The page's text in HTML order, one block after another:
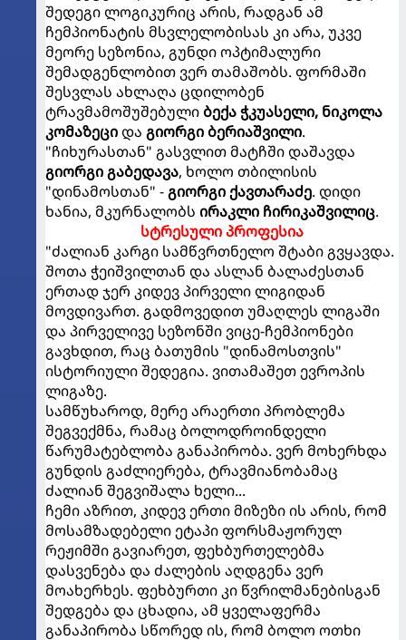
შედეგი ლოგიკურიც არის, რადგან ამ
ჩემპიონატის მსვლელობისას კი არა, უკვე
მეორე სეზონია, გუნდი ოპტიმალური
შემადგენლობით ვერ თამაშობს. ფორმაში
შესვლას ახლაღა ცდილობენ
ტრავმამოშუშებულიბექა ჭკუასელი, ნიკოლა
კომაზეციდა გიორგი ბერიაშვილი.
"ჩიხურასთან" გასვლით მატჩში დაშავდა
გიორგი გაბედავა, ხოლო თბილისის
"დინამოსთან" -გიორგი ქავთარაძე. დიდი
ხანია, მკურნალობს ირაკლი ჩირიკაშვილიც.
სტრესული პროფესია
"ძალიან კარგი სამწვრთნელო შტაბი გვყავდა.
შოთა ჭეიშვილთან და ასლან ბალაძესთან
ერთად ჯერ კიდევ პირველი ლიგიდან
მოვდივართ. გადმოვედით უმაღლეს ლიგაში
და პირველივე სეზონში ვიცე-ჩემპიონები
გავხდით, რაც ბათუმის "დინამოსთვის"
ისტორიული შედეგია. ვითამაშეთ ევროპის
ლიგაზე.
სამწუხაროდ, მერე არაერთი პრობლემა
შეგვექმნა, რამაც ბოლოდროინდელი
წარუმატებლობა განაპირობა. ვერ მოხერხდა
გუნდის გაძლიერება, ტრავმიანობამაც
ძალიან შეგვიშალა ხელი...
ჩემი აზრით, კიდევ ერთი მიზეზი ის არის, რომ
მოსამზადებელი ეტაპი ფორსმაჟორულ
რეჟიმში გავიარეთ, ფეხბურთელებმა
დასვენება და ძალების აღდგენა ვერ
მოახერხეს. ფეხბურთი კი წვრილმანებისგან
შედგება და ცხადია, ამ ყველაფერმა
განაპირობა სწორედ ის, რომ ბოლო ოთხი